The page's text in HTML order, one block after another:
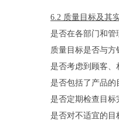
6.2 质量目标及其
是否在各部门和管
质量目标是否与方
是否考虑到顾客、
是否包括了产品的
是否定期检查目标
是否对不适宜的目